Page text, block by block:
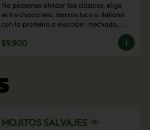
No podemos olvidar los clásicos, elige
entre chacarero, barros luco o italiano
con la proteína a elección: mechada,
acompañamiento de papas fritas.
$9.900
MOJITOS SALVAJES